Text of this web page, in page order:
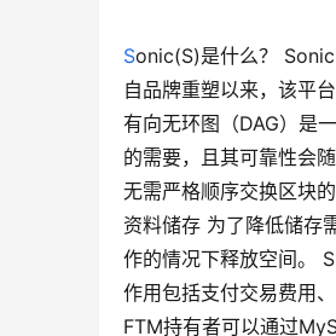
Sonic(S)是什么？
自品牌重塑以来，该平
有向无环图（DAG）是
的需要，且其可靠性会
无需严格顺序交换区块
资料储存 为了降低储存
作的情况下释放空间。
作用包括支付交易费用
FTM持有者可以通过